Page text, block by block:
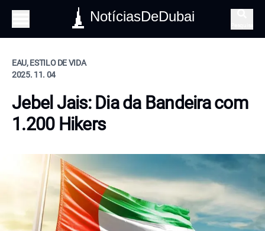
NotíciasDeDubai
EAU, ESTILO DE VIDA
2025. 11. 04
Jebel Jais: Dia da Bandeira com
1.200 Hikers